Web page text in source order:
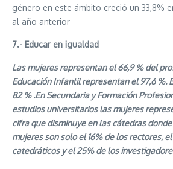
género en este ámbito creció un 33,8%
al año anterior
7.- Educar en igualdad
Las mujeres representan el 66,9 % del
Educación Infantil representan el 97,6 %.
82 % .En Secundaria y Formación
estudios universitarios las mujeres
cifra que disminuye en las cátedras
mujeres son solo el 16% de los rectores, el
catedráticos y el 25% de los